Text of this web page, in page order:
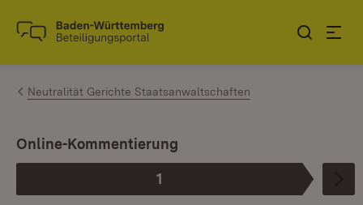
Zum Inhalt springen
Link zur Startseite
Neutralität Gerichte Staatsanwaltschaften
Phase
1
:
Online-Kommentierung